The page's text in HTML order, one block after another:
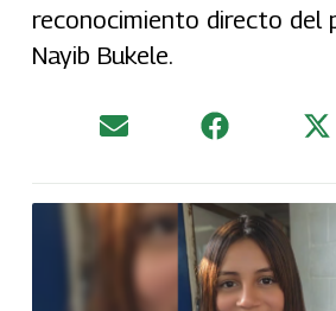
reconocimiento directo del
Nayib Bukele.